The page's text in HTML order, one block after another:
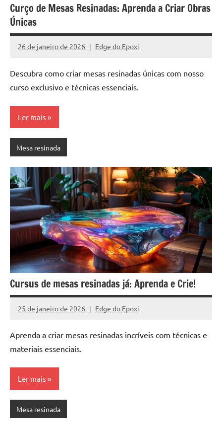
Curço de Mesas Resinadas: Aprenda a Criar Obras
Únicas
26 de janeiro de 2026 Edge do Epoxi
Nenhum
Descubra como criar mesas resinadas únicas com nosso
curso exclusivo e técnicas essenciais.
Ler mais
Mesa resinada
Cursus de mesas resinadas já: Aprenda e Crie!
25 de janeiro de 2026 Edge do Epoxi
Nenhum
Aprenda a criar mesas resinadas incríveis com técnicas e
materiais essenciais.
Ler mais
Mesa resinada